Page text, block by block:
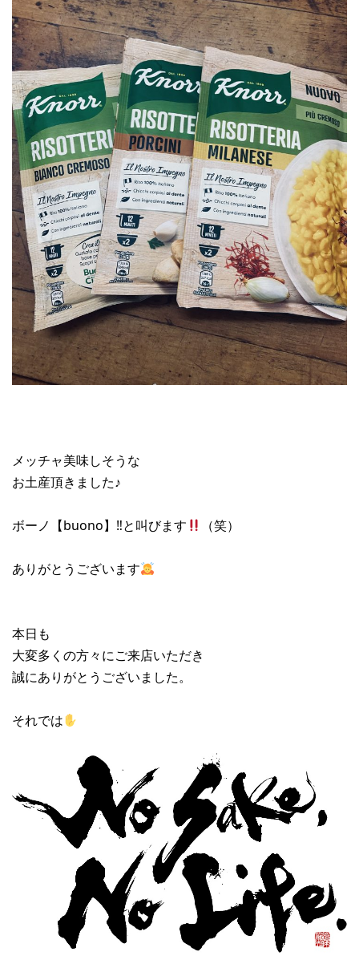
メッチャ美味しそうな
お土産頂きました♪
ボーノ【buono】‼︎と叫びます （笑）
ありがとうございます
本日も
大変多くの方々にご来店いただき
誠にありがとうございました。
それでは